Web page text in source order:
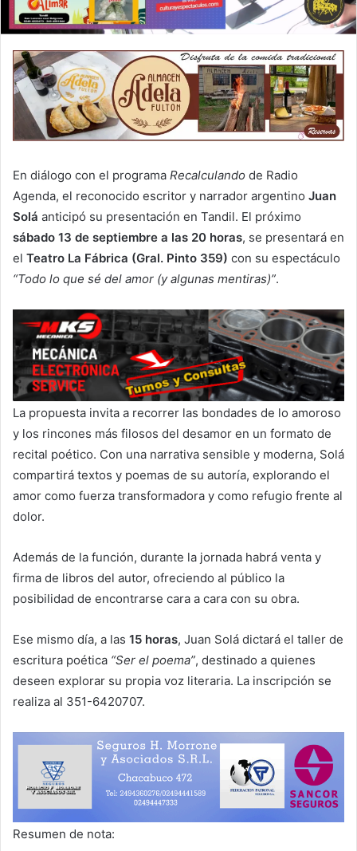
En diálogo con el programa Recalculando de Radio
Agenda, el reconocido escritor y narrador argentino Juan
Solá anticipó su presentación en Tandil. El próximo
sábado 13 de septiembre a las 20 horas, se presentará en
el Teatro La Fábrica (Gral. Pinto 359) con su espectáculo
“Todo lo que sé del amor (y algunas mentiras)”.
La propuesta invita a recorrer las bondades de lo amoroso
y los rincones más filosos del desamor en un formato de
recital poético. Con una narrativa sensible y moderna, Solá
compartirá textos y poemas de su autoría, explorando el
amor como fuerza transformadora y como refugio frente al
dolor.
Además de la función, durante la jornada habrá venta y
firma de libros del autor, ofreciendo al público la
posibilidad de encontrarse cara a cara con su obra.
Ese mismo día, a las 15 horas, Juan Solá dictará el taller de
escritura poética “Ser el poema”, destinado a quienes
deseen explorar su propia voz literaria. La inscripción se
realiza al 351-6420707.
Resumen de nota: